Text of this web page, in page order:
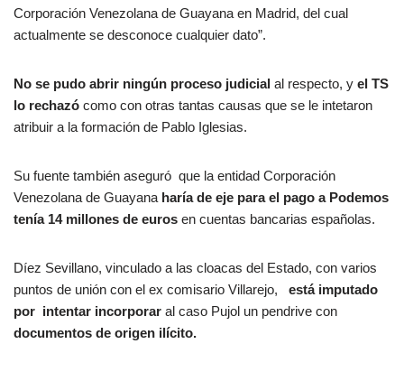
Corporación Venezolana de Guayana en Madrid, del cual
actualmente se desconoce cualquier dato”.
No se pudo abrir ningún proceso judicial al respecto, y el TS
lo rechazó como con otras tantas causas que se le intetaron
atribuir a la formación de Pablo Iglesias.
Su fuente también aseguró que la entidad Corporación
Venezolana de Guayana haría de eje para el pago a Podemos
tenía 14 millones de euros en cuentas bancarias españolas.
Díez Sevillano, vinculado a las cloacas del Estado, con varios
puntos de unión con el ex comisario Villarejo,
está imputado
por intentar incorporar al caso Pujol un pendrive con
documentos de origen ilícito.